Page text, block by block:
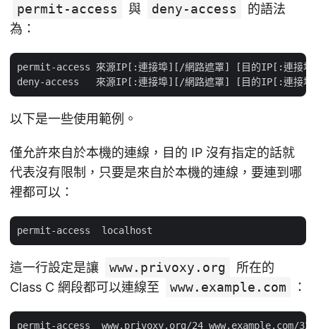
permit-access 與 deny-access
的語法
為：
permit-access 來源IP[:連接埠][/網路遮罩] [目的IP[:連接
以下是一些使用範例。
僅允許來自於本機的連線，目的 IP 沒有指定的話就
代表沒有限制，只要是來自於本機的連線，要連到哪
裡都可以：
這一行設定是讓 www.privoxy.org
所在的
Class C 網段都可以連線至
www.example.com ：